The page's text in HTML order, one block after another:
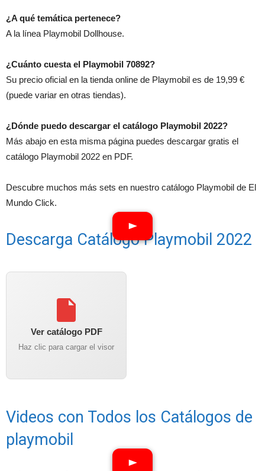
¿A qué temática pertenece?
A la línea Playmobil Dollhouse.
¿Cuánto cuesta el Playmobil 70892?
Su precio oficial en la tienda online de Playmobil es de 19,99 €
(puede variar en otras tiendas).
¿Dónde puedo descargar el catálogo Playmobil 2022?
Más abajo en esta misma página puedes descargar gratis el
catálogo Playmobil 2022 en PDF.
Descubre muchos más sets en nuestro catálogo Playmobil de El
Mundo Click.
Descarga Catálogo Playmobil 2022
Ver catálogo PDF
Haz clic para cargar el visor
Videos con Todos los Catálogos de
playmobil